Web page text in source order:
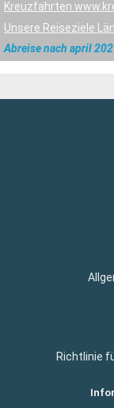
Kreuzfahrten
Unsere Reiseziele
Abreise nach april
Richtlinie